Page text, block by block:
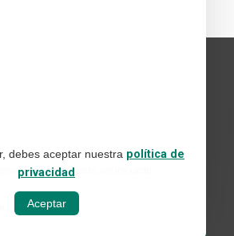
de privacidad web
de cookies
con IA puede ser inexacto.
debes aceptar nuestra política de
privacidad
Aceptar